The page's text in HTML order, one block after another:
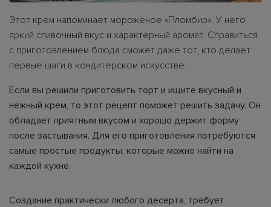
Этот крем напоминает мороженое «Пломбир». У него
яркий сливочный вкус и характерный аромат. Справиться
с приготовлением блюда сможет даже тот, кто делает
первые шаги в кондитерском искусстве.
Если вы решили приготовить торт и ищите вкусный и
нежный крем, то этот рецепт поможет решить задачу. Он
обладает приятным вкусом и хорошо держит форму
после застывания. Для его приготовления потребуются
самые простые продукты, которые можно найти на
каждой кухне.
Создание практически любого десерта, требует